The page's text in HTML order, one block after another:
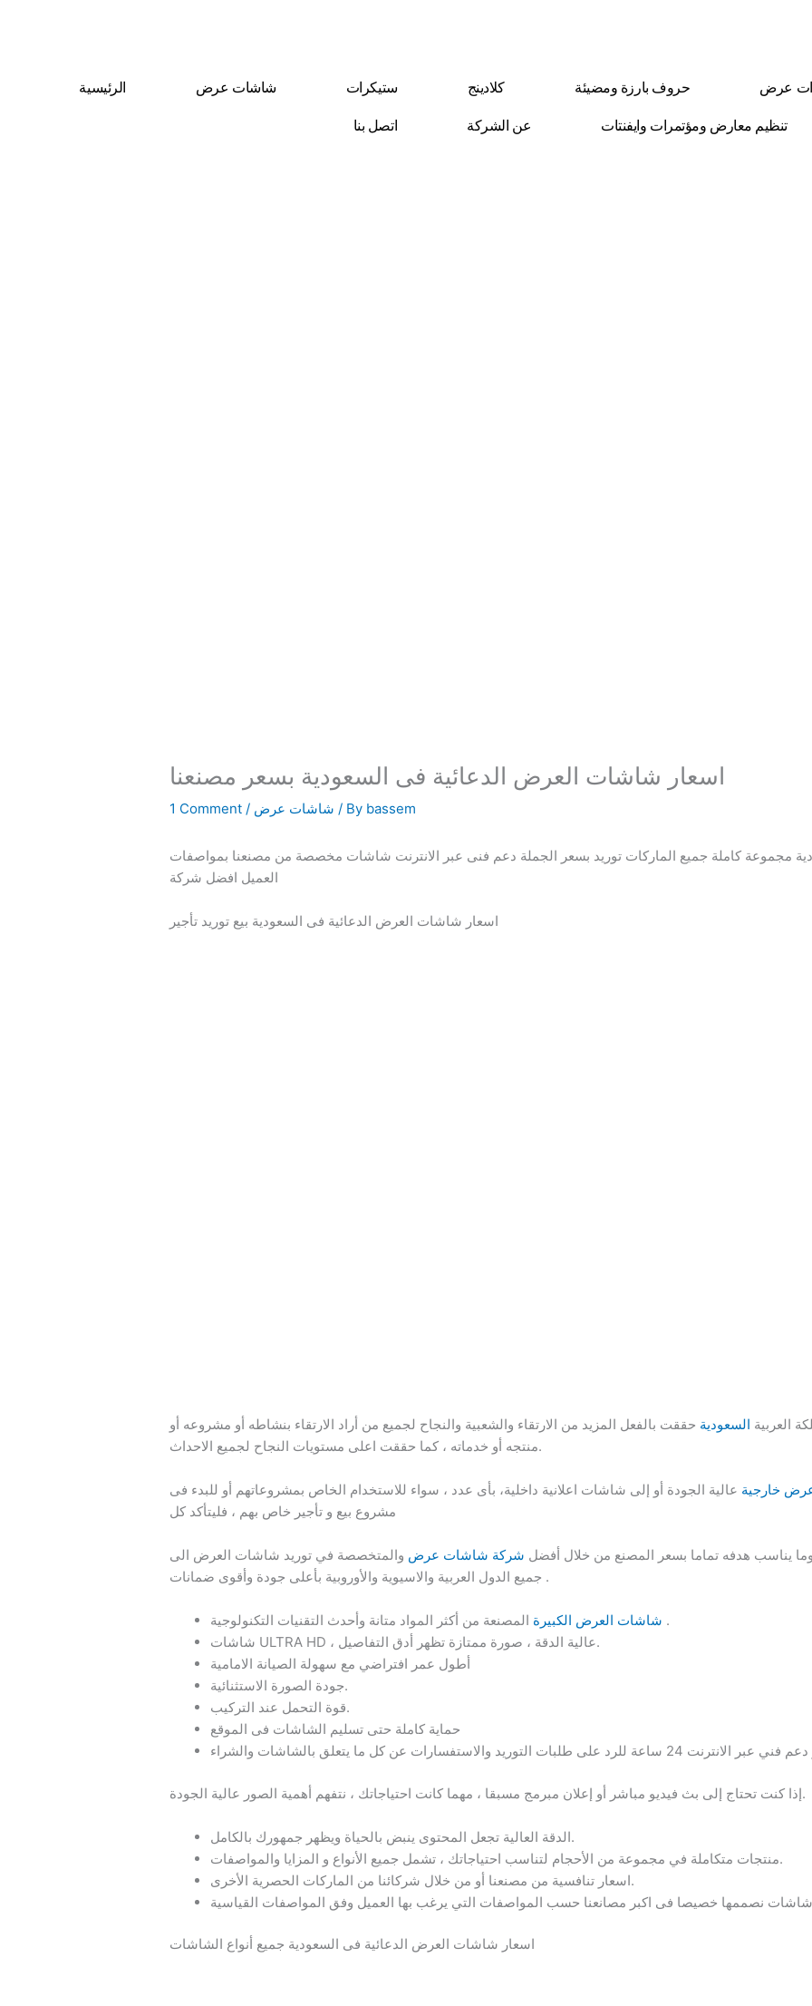
الرئيسية
شاشات عرض ستيكرات كلادينج حروف بارزة ومضيئة عرض
اتصل بنا عن الشركة تنظيم معارض ومؤتمرات وايفنتات
اسعار شاشات العرض الدعائية فى السعودية بسعر مصنعنا
1 Comment / شاشات عرض / By bassem
مجموعة كاملة جميع الماركات توريد بسعر الجملة دعم فنى عبر الانترنت شاشات مخصصة من مصنعنا بمواصفات
العميل افضل شركة
اسعار شاشات العرض الدعائية فى السعودية بيع توريد تأجير
العربية السعودية حققت بالفعل المزيد من الارتقاء والشعبية والنجاح لجميع من أراد الارتقاء بنشاطه أو مشروعه أو
منتجه أو خدماته ، كما حققت اعلى مستويات النجاح لجميع الاحداث.
خارجية عالية الجودة أو إلى شاشات اعلانية داخلية، بأى عدد ، سواء للاستخدام الخاص بمشروعاتهم أو للبدء فى
مشروع بيع و تأجير خاص بهم ، فليتأكد كل
يناسب هدفه تماما بسعر المصنع من خلال أفضل شركة شاشات عرض والمتخصصة في توريد شاشات العرض الى
جميع الدول العربية والاسيوية والأوروبية بأعلى جودة وأقوى ضمانات .
شاشات العرض الكبيرة المصنعة من أكثر المواد متانة وأحدث التقنيات التكنولوجية .
شاشات ULTRA HD ، عالية الدقة ، صورة ممتازة تظهر أدق التفاصيل.
أطول عمر افتراضي مع سهولة الصيانة الامامية
جودة الصورة الاستثنائية.
قوة التحمل عند التركيب.
حماية كاملة حتى تسليم الشاشات فى الموقع
إذا كنت تحتاج إلى بث فيديو مباشر أو إعلان مبرمج مسبقا ، مهما كانت احتياجاتك ، نتفهم أهمية الصور عالية الجودة.
الدقة العالية تجعل المحتوى ينبض بالحياة ويظهر جمهورك بالكامل.
منتجات متكاملة في مجموعة من الأحجام لتناسب احتياجاتك ، تشمل جميع الأنواع و المزايا والمواصفات.
اسعار تنافسية من مصنعنا أو من خلال شركائنا من الماركات الحصرية الأخرى.
اسعار شاشات العرض الدعائية فى السعودية جميع أنواع الشاشات